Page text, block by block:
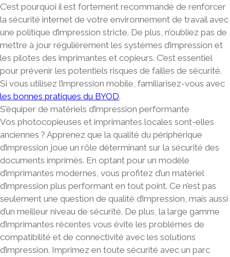
C’est pourquoi il est fortement recommandé de renforcer
la sécurité internet de votre environnement de travail avec
une politique d’impression stricte. De plus, n’oubliez pas de
mettre à jour régulièrement les systèmes d’impression et
les pilotes des imprimantes et copieurs. C’est essentiel
pour prévenir les potentiels risques de failles de sécurité.
Si vous utilisez l’impression mobile, familiarisez-vous avec
les bonnes pratiques du BYOD.
S’équiper de matériels d’impression performante
Vos photocopieuses et imprimantes locales sont-elles
anciennes ? Apprenez que la qualité du périphérique
d’impression joue un rôle déterminant sur la sécurité des
documents imprimés. En optant pour un modèle
d’imprimantes modernes, vous profitez d’un matériel
d’impression plus performant en tout point. Ce n’est pas
seulement une question de qualité d’impression, mais aussi
d’un meilleur niveau de sécurité. De plus, la large gamme
d’imprimantes récentes vous évite les problèmes de
compatibilité et de connectivité avec les solutions
d’impression. Imprimez en toute sécurité avec un parc